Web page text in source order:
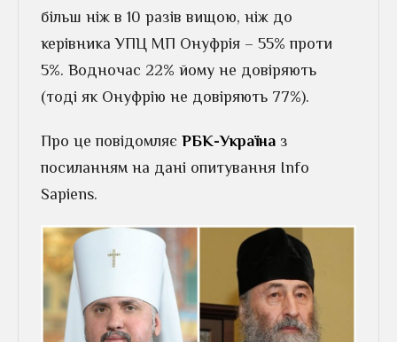
більш ніж в 10 разів вищою, ніж до
керівника УПЦ МП Онуфрія – 55% проти
5%. Водночас 22% йому не довіряють
(тоді як Онуфрію не довіряють 77%).
Про це повідомляє РБК-Україна з
посиланням на дані опитування Info
Sapiens.